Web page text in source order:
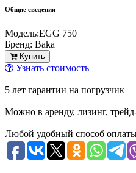
Общие сведения
Модель:EGG 750
Бренд: Baka
Купить
Узнать стоимость
5 лет гарантии на погрузчик
Можно в аренду, лизинг,
Любой удобный способ